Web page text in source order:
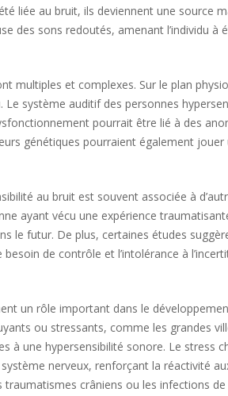
liée au bruit, ils deviennent une source
des sons redoutés, amenant l’individu à
multiples et complexes. Sur le plan
système auditif des personnes
pourrait être lié à des
génétiques pourraient également
au bruit est souvent associée à
ayant vécu une expérience
le futur. De plus, certaines études
de contrôle et l’intolérance à
un rôle important dans le
ou stressants, comme les grandes
à une hypersensibilité sonore. Le stress
nerveux, renforçant la réactivité
crâniens ou les infections de